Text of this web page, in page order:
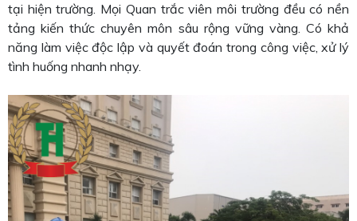
tại hiện trường. Mọi Quan trắc viên môi trường đều có nền
tảng kiến thức chuyên môn sâu rộng vững vàng. Có khả
năng làm việc độc lập và quyết đoán trong công việc, xử lý
tình huống nhanh nhạy.